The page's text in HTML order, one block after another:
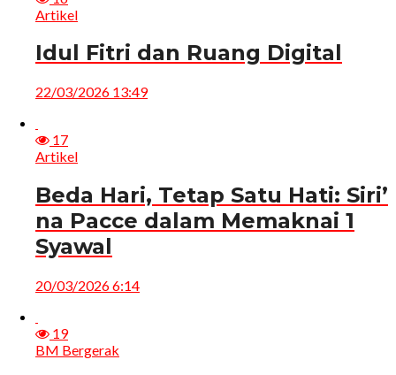
Artikel
Idul Fitri dan Ruang Digital
22/03/2026 13:49
17
Artikel
Beda Hari, Tetap Satu Hati: Siri’
na Pacce dalam Memaknai 1
Syawal
20/03/2026 6:14
19
BM Bergerak